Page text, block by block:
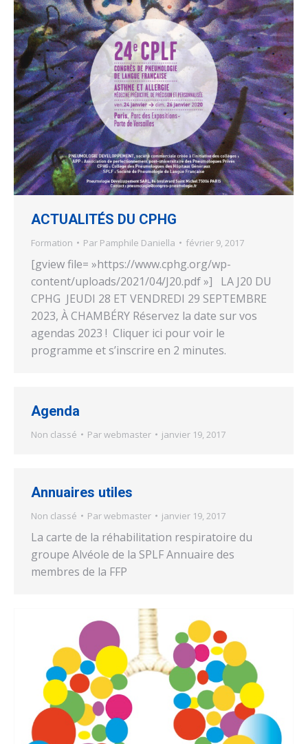
ACTUALITÉS DU CPHG
Formation Par Pamphile Daniella février 9, 2017
[gview file= »https://www.cphg.org/wp-
content/uploads/2021/04/J20.pdf »] LA J20 DU
CPHG JEUDI 28 ET VENDREDI 29 SEPTEMBRE
2023, À CHAMBÉRY Réservez la date sur vos
agendas 2023 ! Cliquer ici pour voir le
programme et s’inscrire en 2 minutes.
Agenda
Non classé Parwebmaster janvier 19, 2017
Annuaires utiles
Non classé Parwebmaster janvier 19, 2017
La carte de la réhabilitation respiratoire du
groupe Alvéole de la SPLF Annuaire des
membres de la FFP